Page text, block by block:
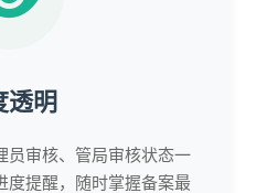
透明
员审核、管局审核状态一
度提醒，随时掌握备案最